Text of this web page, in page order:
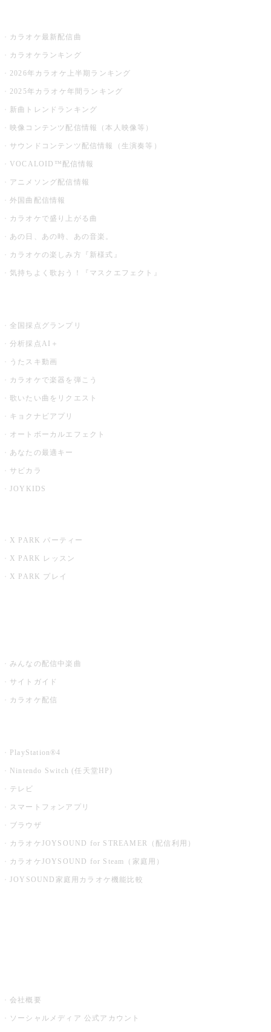
カラオケ最新配信曲
カラオケランキング
2026年カラオケ上半期ランキング
2025年カラオケ年間ランキング
新曲トレンドランキング
映像コンテンツ配信情報（本人映像等）
サウンドコンテンツ配信情報（生演奏等）
VOCALOID™配信情報
アニメソング配信情報
外国曲配信情報
カラオケで盛り上がる曲
あの日、あの時、あの音楽。
カラオケの楽しみ方『新様式』
気持ちよく歌おう！『マスクエフェクト』
全国採点グランプリ
分析採点AI＋
うたスキ動画
カラオケで楽器を弾こう
歌いたい曲をリクエスト
キョクナビアプリ
オートボーカルエフェクト
あなたの最適キー
サビカラ
JOYKIDS
X PARK パーティー
X PARK レッスン
X PARK プレイ
みんなの配信中楽曲
サイトガイド
カラオケ配信
PlayStation®4
Nintendo Switch (任天堂HP)
テレビ
スマートフォンアプリ
ブラウザ
カラオケJOYSOUND for STREAMER（配信利用）
カラオケJOYSOUND for Steam（家庭用）
JOYSOUND家庭用カラオケ機能比較
会社概要
ソーシャルメディア 公式アカウント